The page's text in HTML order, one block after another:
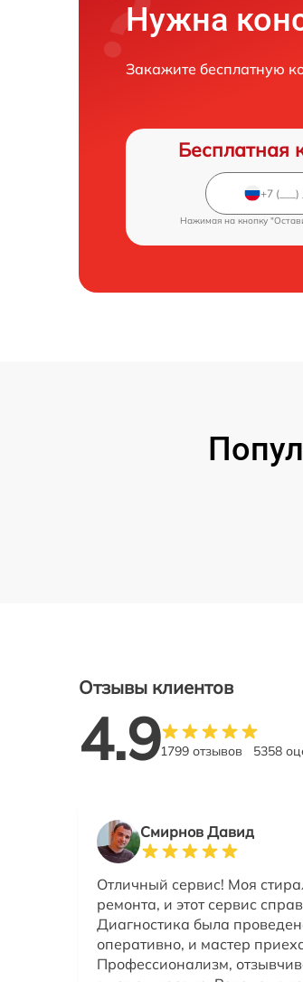
Нужна
Закажите бесплатную
Бесплатная
Нажимая на кнопку
Отзывы клиентов
4.91799 отзывов 5358
Смирнов Давид
Отличный сервис! Моя
ремонта, и этот сервис
Диагностика была
оперативно, и мастер
Профессионализм,